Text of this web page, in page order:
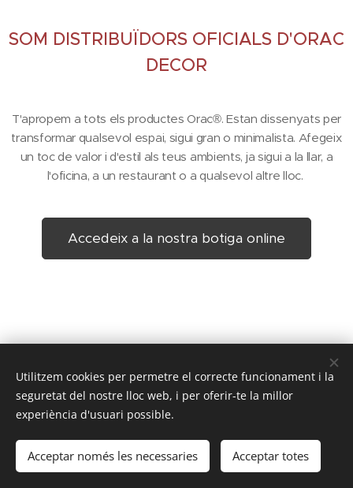
SOM DISTRIBUÏDORS OFICIALS D'ORAC
DECOR
T'apropem a tots els productes Orac®. Estan dissenyats per
transformar qualsevol espai, sigui gran o minimalista. Afegeix
un toc de valor i d'estil als teus ambients, ja sigui a la llar, a
l'oficina, a un restaurant o a qualsevol altre lloc.
Accedeix a la nostra botiga online
© 2025 DEREPLAC SERVICES
La satisfacció de la feina ben feta
Español
Català
Utilitzem cookies per permetre el correcte funcionament i la
seguretat del nostre lloc web, i per oferir-te la millor
experiència d'usuari possible.
Acceptar només les necessaries Acceptar totes